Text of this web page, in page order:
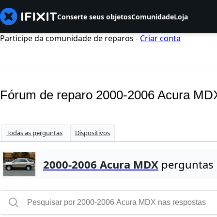
Conserte seus objetosComunidadeLoja
Participe da comunidade de reparos - Criar conta
Fórum de reparo 2000-2006 Acura
Todas as perguntas Dispositivos
2000-2006 Acura MDX perguntas